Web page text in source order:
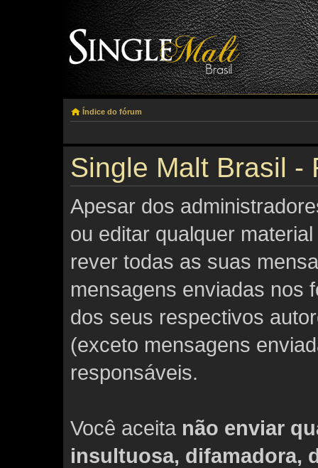
Índice do fórum
Single Malt Brasil -
Apesar dos
ou editar qualquer
rever todas as suas
mensagens enviadas nos
dos seus respectivos
(exceto mensagens
responsáveis.
Você aceita não enviar
insultuosa, difamadora,